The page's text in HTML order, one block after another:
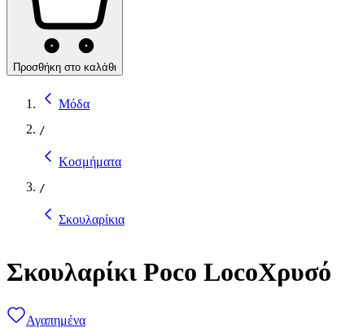
Προσθήκη στο καλάθι
Μόδα
/
Κοσμήματα
/
Σκουλαρίκια
Σκουλαρίκι Poco
Αγαπημένα